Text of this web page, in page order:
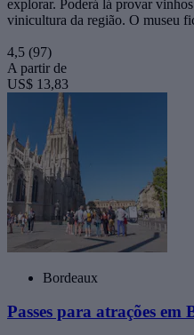
explorar. Poderá lá provar
vinicultura da região. O museu
4,5 (97)
A partir de
US$ 13,83
Bordeaux
Passes para atrações em